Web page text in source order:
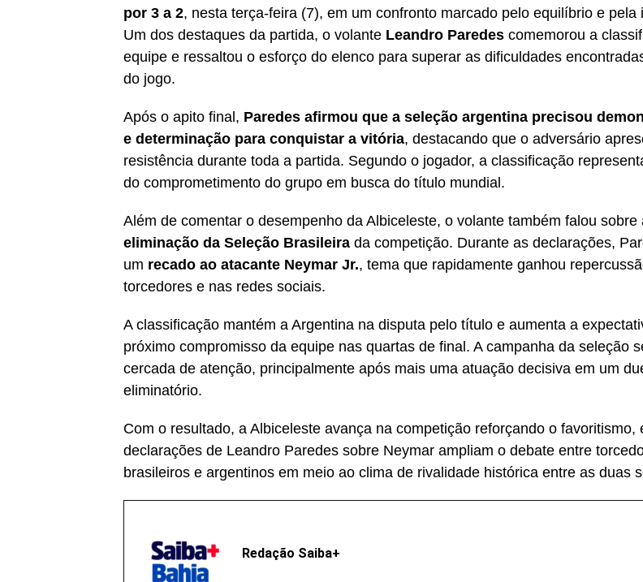
por 3 a 2, nesta terça-feira (7), em um confronto marcado pelo equilíbrio e pela
Um dos destaques da partida, o volante Leandro Paredes comemorou a
equipe e ressaltou o esforço do elenco para superar as dificuldades
do jogo.
Após o apito final, Paredes afirmou que a seleção argentina precisou
e determinação para conquistar a vitória, destacando que o adversário
resistência durante toda a partida. Segundo o jogador, a classificação
do comprometimento do grupo em busca do título mundial.
Além de comentar o desempenho da Albiceleste, o volante também falou sobre
eliminação da Seleção Brasileira da competição. Durante as declarações,
um recado ao atacante Neymar Jr., tema que rapidamente ganhou
torcedores e nas redes sociais.
A classificação mantém a Argentina na disputa pelo título e aumenta a
próximo compromisso da equipe nas quartas de final. A campanha da seleção
cercada de atenção, principalmente após mais uma atuação decisiva em um
eliminatório.
Com o resultado, a Albiceleste avança na competição reforçando o favoritismo,
declarações de Leandro Paredes sobre Neymar ampliam o debate entre
brasileiros e argentinos em meio ao clima de rivalidade histórica entre as duas
Redação Saiba+